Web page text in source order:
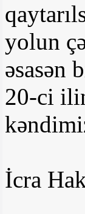
yolun
əsasən
20-ci
İcra